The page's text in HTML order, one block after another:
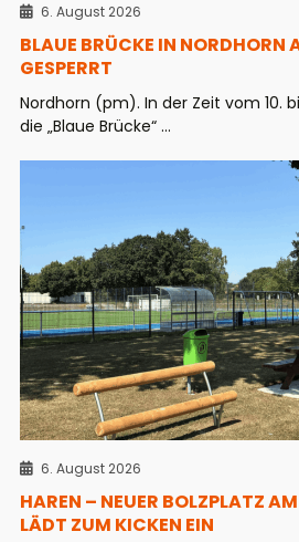
6. August 2026
BLAUE BRÜCKE IN NORDHORN
GESPERRT
Nordhorn (pm). In der Zeit vom 10.
die „Blaue Brücke“ ...
6. August 2026
HAREN – NEUER BOLZPLATZ
LÄDT ZUM KICKEN EIN